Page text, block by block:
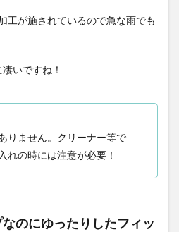
工が施されているので急な雨でも
いですね！
りません。クリーナー等で
れの時には注意が必要！
のにゆったりしたフィッ